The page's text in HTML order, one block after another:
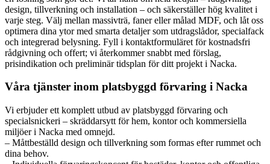
design, tillverkning och installation – och säkerställer hög kvalitet i
varje steg. Välj mellan massivträ, faner eller målad MDF, och låt oss
optimera dina ytor med smarta detaljer som utdragslådor, specialfack
och integrerad belysning. Fyll i kontaktformuläret för kostnadsfri
rådgivning och offert; vi återkommer snabbt med förslag,
prisindikation och preliminär tidsplan för ditt projekt i Nacka.
Våra tjänster inom platsbyggd förvaring i Nacka
Vi erbjuder ett komplett utbud av platsbyggd förvaring och
specialsnickeri – skräddarsytt för hem, kontor och kommersiella
miljöer i Nacka med omnejd.
– Måttbeställd design och tillverkning som formas efter rummet och
dina behov.